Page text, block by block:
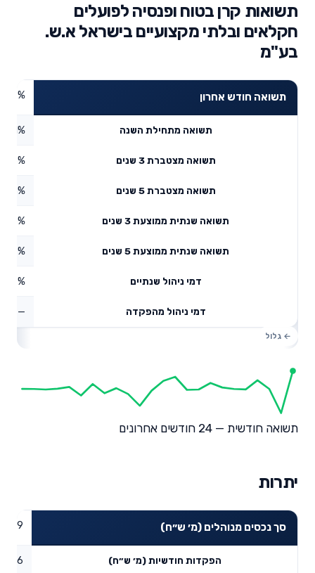
תשואות קרן בטוח ופנסיה לפועלים
חקלאים ובלתי מקצועיים בישראל א.ש.
בע"מ
תשואה חודש אחרון
תשואה מתחילת השנה
תשואה מצטברת 3 שנים
תשואה מצטברת 5 שנים
תשואה שנתית ממוצעת 3 שנים
תשואה שנתית ממוצעת 5 שנים
דמי ניהול שנתיים 1.97%
דמי ניהול מהפקדה —
תשואה חודשית — 24 חודשים אחרונים
יתרות
סך נכסים מנוהלים (מ׳ ש״ח)
הפקדות חודשיות (מ׳ ש״ח) 0.06